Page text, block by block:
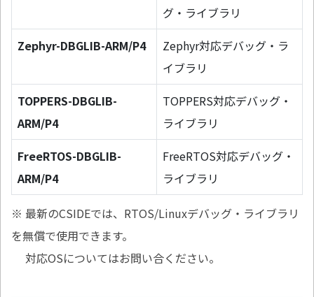
グ・ライブラリ
Zephyr-DBGLIB-ARM/P4
Zephyr対応デバッグ・ラ
イブラリ
TOPPERS-DBGLIB-
ARM/P4
TOPPERS対応デバッグ・
ライブラリ
FreeRTOS-DBGLIB-
ARM/P4
FreeRTOS対応デバッグ・
ライブラリ
※ 最新のCSIDEでは、RTOS/Linuxデバッグ・ライブラリ
を無償で使用できます。
対応OSについてはお問い合ください。